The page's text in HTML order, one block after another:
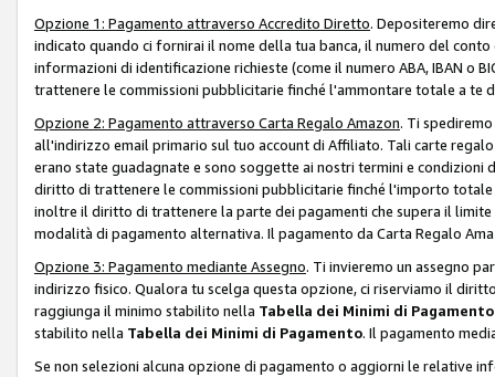
Opzione 1: Pagamento attraverso Accredito Diretto. Depositeremo
indicato quando ci fornirai il nome della tua banca, il numero del
informazioni di identificazione richieste (come il numero ABA, IBAN o
trattenere le commissioni pubblicitarie finché l'ammontare totale a
Opzione 2: Pagamento attraverso Carta Regalo Amazon. Ti
all'indirizzo email primario sul tuo account di Affiliato. Tali carte
erano state guadagnate e sono soggette ai nostri termini e
diritto di trattenere le commissioni pubblicitarie finché l'importo
inoltre il diritto di trattenere la parte dei pagamenti che supera il
modalità di pagamento alternativa. Il pagamento da Carta Regalo
Opzione 3: Pagamento mediante Assegno. Ti invieremo un assegno
indirizzo fisico. Qualora tu scelga questa opzione, ci riserviamo il
raggiunga il minimo stabilito nella Tabella dei Minimi di Pagamento
stabilito nella Tabella dei Minimi di Pagamento. Il pagamento
Se non selezioni alcuna opzione di pagamento o aggiorni le relative